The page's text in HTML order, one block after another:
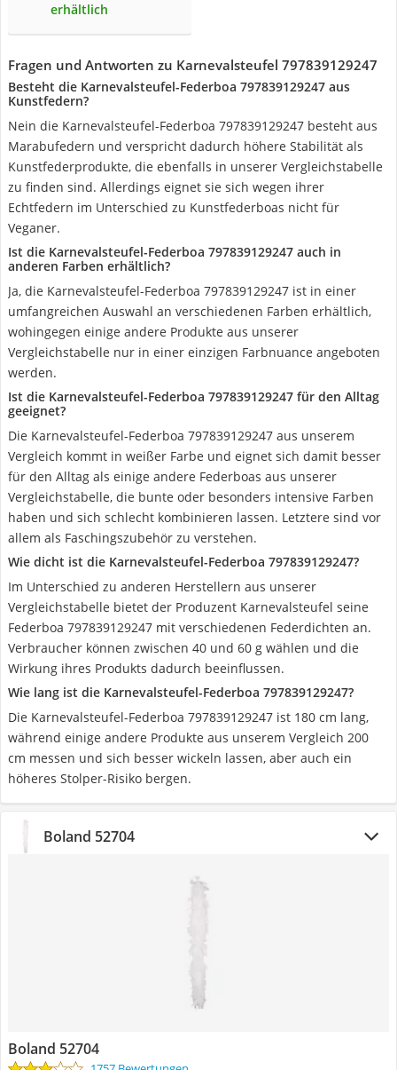
erhältlich
Fragen und Antworten zu Karnevalsteufel 797839129247
Besteht die Karnevalsteufel-Federboa 797839129247 aus
Kunstfedern?
Nein die Karnevalsteufel-Federboa 797839129247 besteht aus
Marabufedern und verspricht dadurch höhere Stabilität als
Kunstfederprodukte, die ebenfalls in unserer Vergleichstabelle
zu finden sind. Allerdings eignet sie sich wegen ihrer
Echtfedern im Unterschied zu Kunstfederboas nicht für
Veganer.
Ist die Karnevalsteufel-Federboa 797839129247 auch in
anderen Farben erhältlich?
Ja, die Karnevalsteufel-Federboa 797839129247 ist in einer
umfangreichen Auswahl an verschiedenen Farben erhältlich,
wohingegen einige andere Produkte aus unserer
Vergleichstabelle nur in einer einzigen Farbnuance angeboten
werden.
Ist die Karnevalsteufel-Federboa 797839129247 für den Alltag
geeignet?
Die Karnevalsteufel-Federboa 797839129247 aus unserem
Vergleich kommt in weißer Farbe und eignet sich damit besser
für den Alltag als einige andere Federboas aus unserer
Vergleichstabelle, die bunte oder besonders intensive Farben
haben und sich schlecht kombinieren lassen. Letztere sind vor
allem als Faschingszubehör zu verstehen.
Wie dicht ist die Karnevalsteufel-Federboa 797839129247?
Im Unterschied zu anderen Herstellern aus unserer
Vergleichstabelle bietet der Produzent Karnevalsteufel seine
Federboa 797839129247 mit verschiedenen Federdichten an.
Verbraucher können zwischen 40 und 60 g wählen und die
Wirkung ihres Produkts dadurch beeinflussen.
Wie lang ist die Karnevalsteufel-Federboa 797839129247?
Die Karnevalsteufel-Federboa 797839129247 ist 180 cm lang,
während einige andere Produkte aus unserem Vergleich 200
cm messen und sich besser wickeln lassen, aber auch ein
höheres Stolper-Risiko bergen.
Boland 52704
Boland 52704